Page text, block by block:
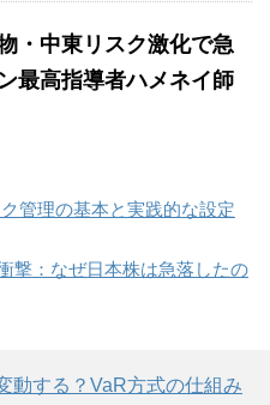
・中東リスク激化で急
最高指導者ハメネイ師
管理の基本と実践的な設定
撃：なぜ日本株は急落したの
動する？VaR方式の仕組み